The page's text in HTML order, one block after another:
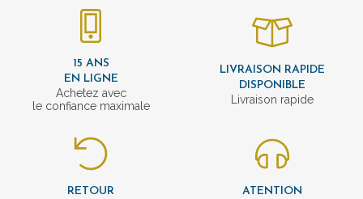
15 ANS
EN LIGNE
Achetez avec
le confiance maximale
LIVRAISON RAPIDE
DISPONIBLE
Livraison rapide
RETOUR
ATENTION